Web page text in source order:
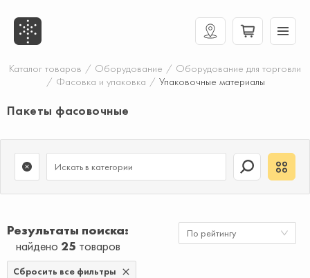
Каталог товаров / Оборудование / Оборудование для торговли
/ Фасовка и упаковка / Упаковочные материалы
Пакеты фасовочные
Результаты поиска
найдено 25 товаров
По рейтингу
Сбросить все фильтры